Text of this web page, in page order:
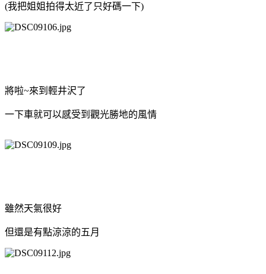
(我把姐姐拍得太近了只好碼一下)
將啦~來到輕井沢了
一下車就可以感受到觀光勝地的風情
雖然天氣很好
但還是有點涼涼的五月